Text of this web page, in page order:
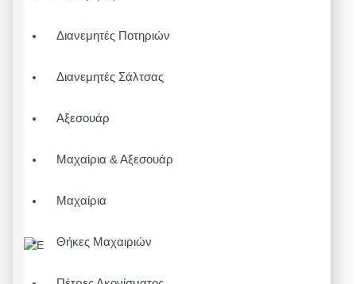
Διανεμητές Ποτηριών
Διανεμητές Σάλτσας
Αξεσουάρ
Μαχαίρια & Αξεσουάρ
Μαχαίρια
Θήκες Μαχαιριών